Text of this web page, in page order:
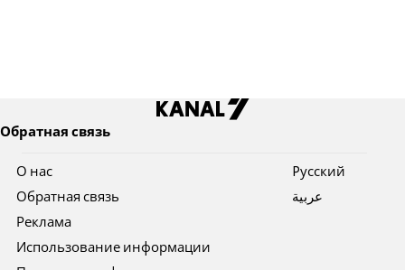
Обратная связь
О нас
Обратная связь
Реклама
Использование информации
Pусский
عربية